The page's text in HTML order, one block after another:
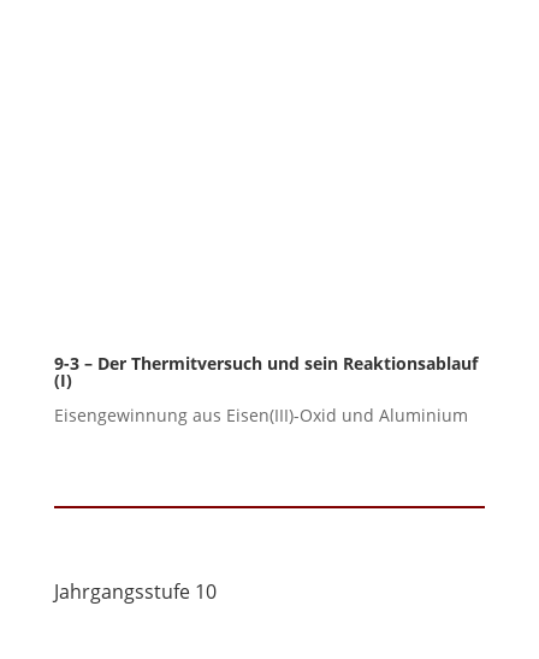
9-3 – Der Thermitversuch und sein Reaktionsablauf
(I)
Eisengewinnung aus Eisen(III)-Oxid und Aluminium
Jahrgangsstufe 10